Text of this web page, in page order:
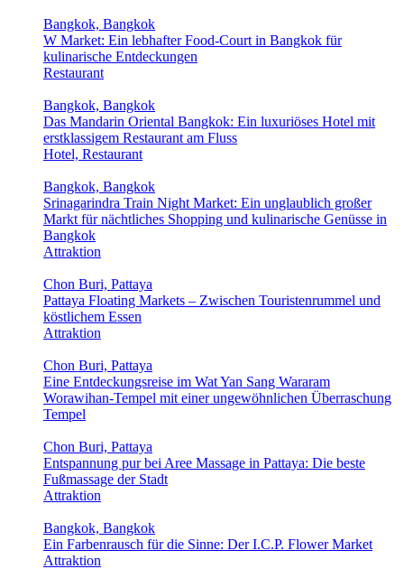
Bangkok, Bangkok
W Market: Ein lebhafter Food-Court in Bangkok für
kulinarische Entdeckungen
Restaurant
Bangkok, Bangkok
Das Mandarin Oriental Bangkok: Ein luxuriöses Hotel mit
erstklassigem Restaurant am Fluss
Hotel, Restaurant
Bangkok, Bangkok
Srinagarindra Train Night Market: Ein unglaublich großer
Markt für nächtliches Shopping und kulinarische Genüsse in
Bangkok
Attraktion
Chon Buri, Pattaya
Pattaya Floating Markets – Zwischen Touristenrummel und
köstlichem Essen
Attraktion
Chon Buri, Pattaya
Eine Entdeckungsreise im Wat Yan Sang Wararam
Worawihan-Tempel mit einer ungewöhnlichen Überraschung
Tempel
Chon Buri, Pattaya
Entspannung pur bei Aree Massage in Pattaya: Die beste
Fußmassage der Stadt
Attraktion
Bangkok, Bangkok
Ein Farbenrausch für die Sinne: Der I.C.P. Flower Market
Attraktion